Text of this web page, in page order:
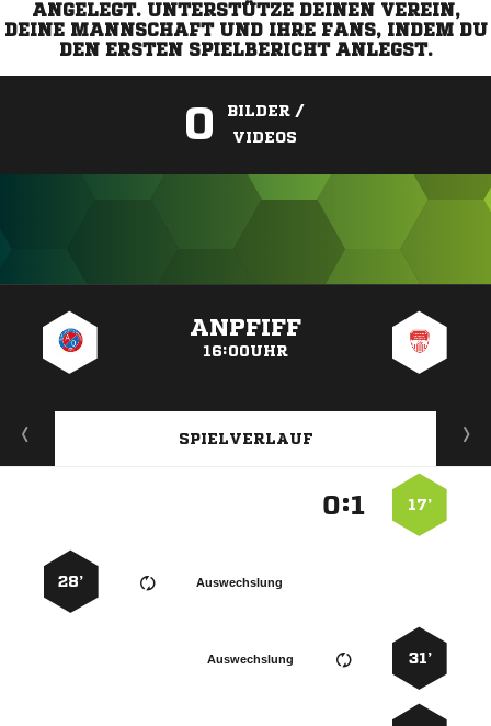
ANGELEGT. UNTERSTÜTZE DEINEN VEREIN,
DEINE MANNSCHAFT UND IHRE FANS, INDEM DU
DEN ERSTEN SPIELBERICHT ANLEGST.
0
BILDER /
VIDEOS
ANPFIFF
16:00UHR
SPIELVERLAUF
17’
:
Auswechslung
28’
31’
Auswechslung